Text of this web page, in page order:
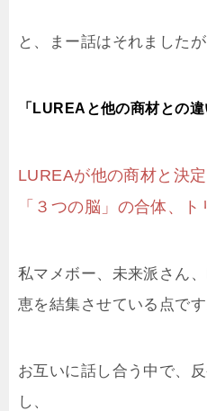
と、まー話はそれましたが
「LUREAと他の商材との違
LUREAが他の商材と決定
「３つの脳」の合体、ト
私マメボー、未来派さん
恵を結集させている点です
お互いに話し合う中で、
し、